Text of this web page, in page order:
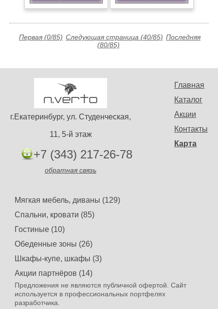
Первая (0/85) Следующая страница (40/85) Последняя
(80/85)
Главная
Каталог
Акции
Контакты
Карта
г.Екатеринбург, ул. Студенческая,
11, 5-й этаж
+7 (343) 217-26-78
обратная связь
Мягкая мебель, диваны (129)
Спальни, кровати (85)
Гостиные (10)
Обеденные зоны (26)
Шкафы-купе, шкафы (3)
Акции партнёров (14)
Предложения не являются публичной офертой. Сайт
используется в профессиональных портфелях
разработчика.